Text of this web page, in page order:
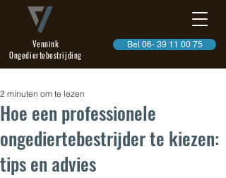
Bel 06- 39 11 00 75
Vennink
Ongediertebestrijding
Hoe een professionele
ongediertebestrijder te kiezen:
tips en advies
2 minuten om te lezen